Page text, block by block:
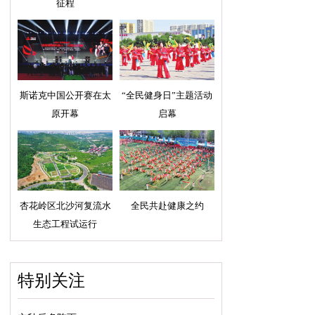
征程
斯诺克中国公开赛在太
原开幕
“全民健身日”主题活动
启幕
杏花岭区北沙河复流水
生态工程试运行
全民共赴健康之约
特别关注